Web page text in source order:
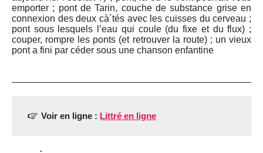
emporter ; pont de Tarin, couche de substance grise en
connexion des deux cà´tés avec les cuisses du cerveau ;
pont sous lesquels l’eau qui coule (du fixe et du flux) ;
couper, rompre les ponts (et retrouver la route) ; un vieux
pont a fini par céder sous une chanson enfantine
Voir en ligne : Littré en ligne